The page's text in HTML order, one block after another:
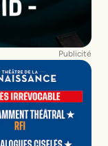
Publicité